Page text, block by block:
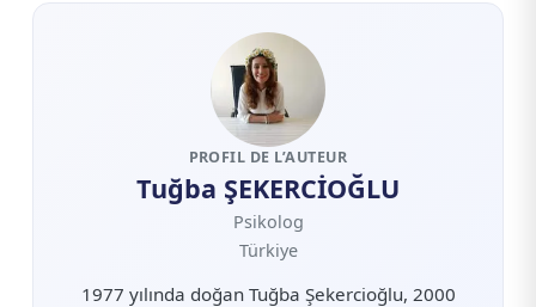
PROFIL DE L’AUTEUR
Tuğba ŞEKERCİOĞLU
Psikolog
Türkiye
1977 yılında doğan Tuğba Şekercioğlu, 2000